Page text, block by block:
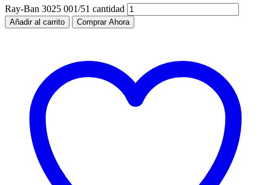
Ray-Ban 3025 001/51 cantidad
Añadir al carrito Comprar Ahora